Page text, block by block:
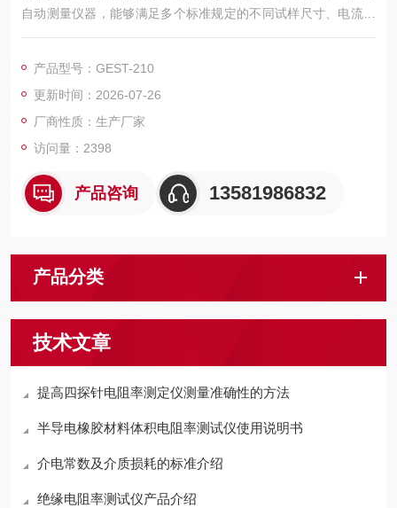
自动测量仪器，能够满足多个标准规定的不同试样尺寸、电流换
向、电流切换、自动施加压力及多组探针同时测量的仪器自动化
产品型号：GEST-210
更新时间：2026-07-26
厂商性质：生产厂家
访问量：2398
产品咨询 13581986832
产品分类
技术文章
提高四探针电阻率测定仪测量准确性的方法
半导电橡胶材料体积电阻率测试仪使用说明书
介电常数及介质损耗的标准介绍
绝缘电阻率测试仪产品介绍